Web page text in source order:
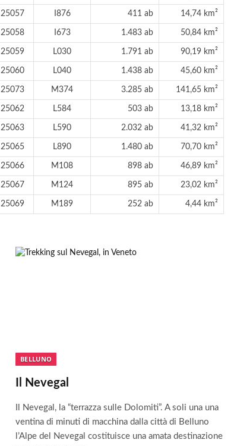
25057 I876 411 ab 14,74 km²
25058 I673 1.483 ab 50,84 km²
25059 L030 1.791 ab 90,19 km²
25060 L040 1.438 ab 45,60 km²
25073 M374 3.285 ab 141,65 km²
25062 L584 503 ab 13,18 km²
25063 L590 2.032 ab 41,32 km²
25065 L890 1.480 ab 70,70 km²
25066 M108 898 ab 46,89 km²
25067 M124 895 ab 23,02 km²
25069 M189 252 ab 4,44 km²
BELLUNO
Il Nevegal
Il Nevegal, la “terrazza sulle Dolomiti”. A soli una una
ventina di minuti di macchina dalla città di Belluno
l’Alpe del Nevegal costituisce una amata destinazione